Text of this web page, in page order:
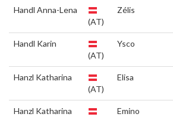
Handl Anna-Lena
(AT)
Zélis
Handl Karin
(AT)
Ysco
Hanzl Katharina
(AT)
Elisa
Hanzl Katharina
Emino